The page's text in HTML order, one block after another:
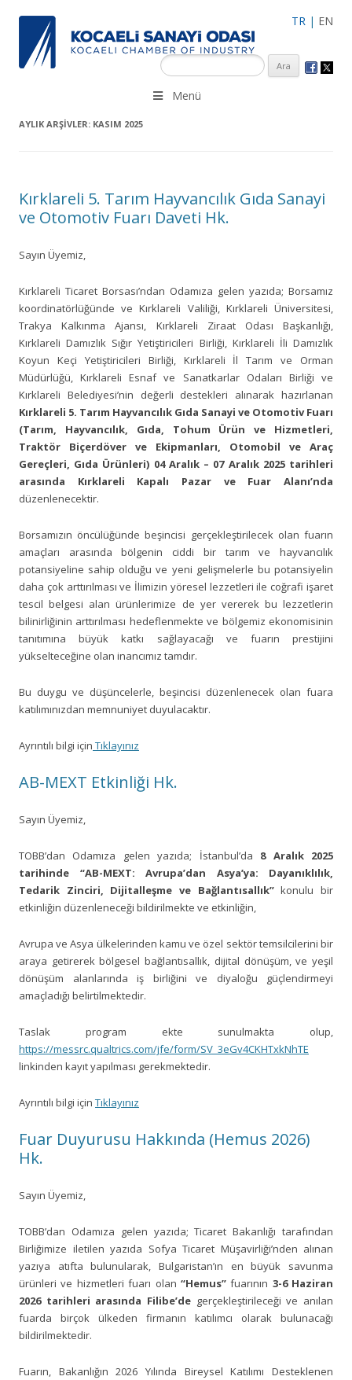
TR | EN
KSO 3500’ü aşkın sanayi kuruluşuna uzman çalışanları ile İzmit
Merkez, Çayırova, Dilovası, Gebze ve İMES OSB’deki ofisleri ile
Menü
AYLIK ARŞIVLER: KASIM 2025
Kırklareli 5. Tarım Hayvancılık Gıda Sanayi
ve Otomotiv Fuarı Daveti Hk.
Sayın Üyemiz,
Kırklareli Ticaret Borsası’ndan Odamıza gelen yazıda; Borsamız
koordinatörlüğünde ve Kırklareli Valiliği, Kırklareli Üniversitesi,
Trakya Kalkınma Ajansı, Kırklareli Ziraat Odası Başkanlığı,
Kırklareli Damızlık Sığır Yetiştiricileri Birliği, Kırklareli İli Damızlık
Koyun Keçi Yetiştiricileri Birliği, Kırklareli İl Tarım ve Orman
Müdürlüğü, Kırklareli Esnaf ve Sanatkarlar Odaları Birliği ve
Kırklareli Belediyesi’nin değerli destekleri alınarak hazırlanan
Kırklareli 5. Tarım Hayvancılık Gıda Sanayi ve Otomotiv Fuarı
(Tarım, Hayvancılık, Gıda, Tohum Ürün ve Hizmetleri,
Traktör Biçerdöver ve Ekipmanları, Otomobil ve Araç
Gereçleri, Gıda Ürünleri) 04 Aralık – 07 Aralık 2025 tarihleri
arasında Kırklareli Kapalı Pazar ve Fuar Alanı’nda
düzenlenecektir.
Borsamızın öncülüğünde beşincisi gerçekleştirilecek olan fuarın
amaçları arasında bölgenin ciddi bir tarım ve hayvancılık
potansiyeline sahip olduğu ve yeni gelişmelerle bu potansiyelin
daha çok arttırılması ve İlimizin yöresel lezzetleri ile coğrafi işaret
tescil belgesi alan ürünlerimize de yer vererek bu lezzetlerin
bilinirliğinin arttırılması hedeflenmekte ve bölgemiz ekonomisinin
tanıtımına büyük katkı sağlayacağı ve fuarın prestijini
yükselteceğine olan inancımız tamdır.
Bu duygu ve düşüncelerle, beşincisi düzenlenecek olan fuara
katılımınızdan memnuniyet duyulacaktır.
Ayrıntılı bilgi için Tıklayınız
AB-MEXT Etkinliği Hk.
Sayın Üyemiz,
TOBB’dan Odamıza gelen yazıda; İstanbul’da 8 Aralık 2025
tarihinde “AB-MEXT: Avrupa’dan Asya’ya: Dayanıklılık,
Tedarik Zinciri, Dijitalleşme ve Bağlantısallık”konulu bir
etkinliğin düzenleneceği bildirilmekte ve etkinliğin,
Avrupa ve Asya ülkelerinden kamu ve özel sektör temsilcilerini bir
araya getirerek bölgesel bağlantısallık, dijital dönüşüm, ve yeşil
dönüşüm alanlarında iş birliğini ve diyaloğu güçlendirmeyi
amaçladığı belirtilmektedir.
Taslak program ekte sunulmakta olup,
https://messrc.qualtrics.com/jfe/form/SV_3eGv4CKHTxkNhTE
linkinden kayıt yapılması gerekmektedir.
Ayrıntılı bilgi için Tıklayınız
Fuar Duyurusu Hakkında (Hemus 2026)
Hk.
Sayın Üyemiz,
TOBB’dan Odamıza gelen yazıda; Ticaret Bakanlığı tarafından
Birliğimize iletilen yazıda Sofya Ticaret Müşavirliği’nden alınan
yazıya atıfta bulunularak, Bulgaristan’ın en büyük savunma
ürünleri ve hizmetleri fuarı olan “Hemus”fuarının 3-6 Haziran
2026 tarihleri arasında Filibe’de gerçekleştirileceği ve anılan
fuarda birçok ülkeden firmanın katılımcı olarak bulunacağı
bildirilmektedir.
Fuarın, Bakanlığın 2026 Yılında Bireysel Katılımı Desteklenen